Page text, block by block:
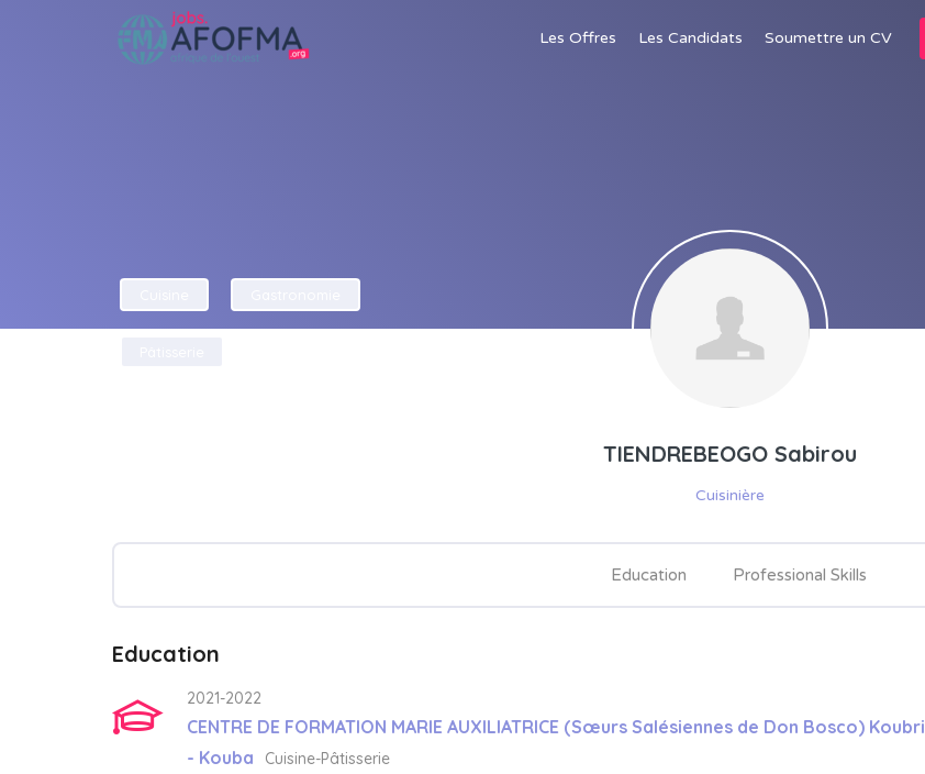
Les Offres Les Candidats Soumettre un CV
TIENDREBEOGO Sabirou
Cuisinière
Education Professional Skills
Education
2021-2022
CENTRE DE FORMATION MARIE AUXILIATRICE (Sœurs Salésiennes de Don Bosco) Koubri
- Kouba
Cuisine-Pâtisserie